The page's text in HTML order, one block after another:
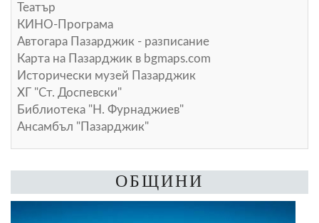
Театър
КИНО-Програма
Автогара Пазарджик - разписание
Карта на Пазарджик в bgmaps.com
Исторически музей Пазарджик
ХГ "Ст. Доспевски"
Библиотека "Н. Фурнаджиев"
Ансамбъл "Пазарджик"
ОБЩИНИ